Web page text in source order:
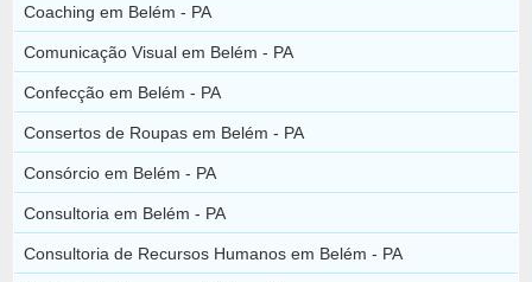
Coaching em Belém - PA
Comunicação Visual em Belém - PA
Confecção em Belém - PA
Consertos de Roupas em Belém - PA
Consórcio em Belém - PA
Consultoria em Belém - PA
Consultoria de Recursos Humanos em Belém - PA